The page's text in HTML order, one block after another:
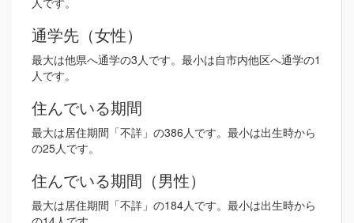
通学先（女性）
最大は他県へ通学の3人です。最小は自市内他区へ通学の1
人です。
住んでいる期間
最大は居住期間「不詳」の386人です。最小は出生時から
の25人です。
住んでいる期間（男性）
最大は居住期間「不詳」の184人です。最小は出生時から